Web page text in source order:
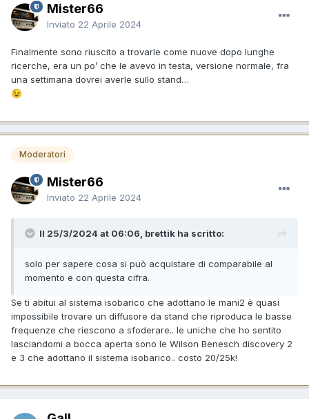
Mister66
Inviato 22 Aprile 2024
Finalmente sono riuscito a trovarle come nuove dopo lunghe
ricerche, era un po’ che le avevo in testa, versione normale, fra
una settimana dovrei averle sullo stand…
😉
Moderatori
Mister66
Inviato 22 Aprile 2024
Il 25/3/2024 at 06:06, brettik ha scritto:
solo per sapere cosa si può acquistare di comparabile al
momento e con questa cifra.
Se ti abitui al sistema isobarico che adottano le mani2 è quasi
impossibile trovare un diffusore da stand che riproduca le basse
frequenze che riescono a sfoderare.. le uniche che ho sentito
lasciandomi a bocca aperta sono le Wilson Benesch discovery 2
e 3 che adottano il sistema isobarico.. costo 20/25k!